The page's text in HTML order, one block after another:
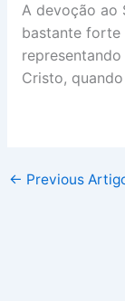
A devoção ao
bastante forte
Cristo,
← Previous